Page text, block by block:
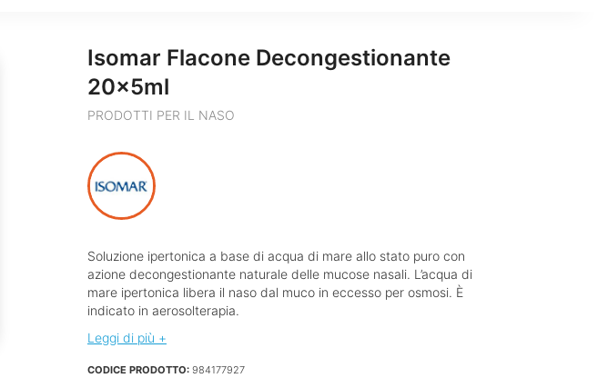
Isomar Flacone Decongestionante
20x5ml
PRODOTTI PER IL NASO
Soluzione ipertonica a base di acqua di mare allo stato puro con
azione decongestionante naturale delle mucose nasali. L’acqua di
mare ipertonica libera il naso dal muco in eccesso per osmosi. È
indicato in aerosolterapia.
Leggi di più +
CODICE PRODOTTO: 984177927